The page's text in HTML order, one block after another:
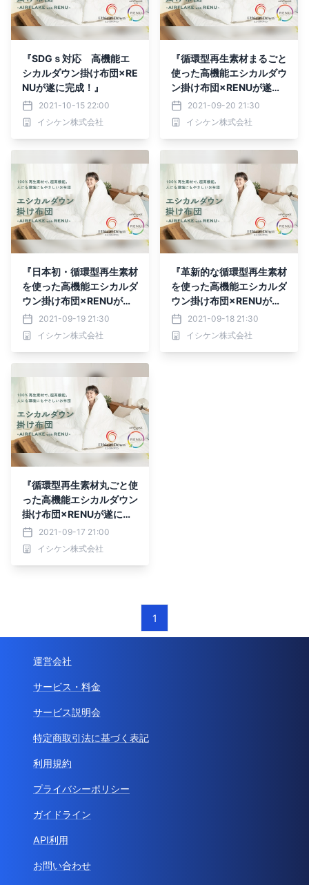
『SDGｓ対応 高機能エ
シカルダウン掛け布団×RE
NUが遂に完成！』
2021-10-15 22:00
イシケン株式会社
『循環型再生素材まるごと
使った高機能エシカルダウ
ン掛け布団×RENUが遂に
完成！』2021-09-20 21:30
イシケン株式会社
『日本初・循環型再生素材
を使った高機能エシカルダ
ウン掛け布団×RENUが遂
に完成！』
2021-09-19 21:30
イシケン株式会社
『革新的な循環型再生素材
を使った高機能エシカルダ
ウン掛け布団×RENUが遂
に完成！』
2021-09-18 21:30
イシケン株式会社
『循環型再生素材丸ごと使
った高機能エシカルダウン
掛け布団×RENUが遂に完
成！』2021-09-17 21:00
イシケン株式会社
1
運営会社
サービス・料金
サービス説明会
特定商取引法に基づく表記
利用規約
プライバシーポリシー
ガイドライン
API利用
お問い合わせ